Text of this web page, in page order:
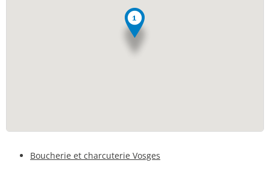
Boucherie et charcuterie Vosges